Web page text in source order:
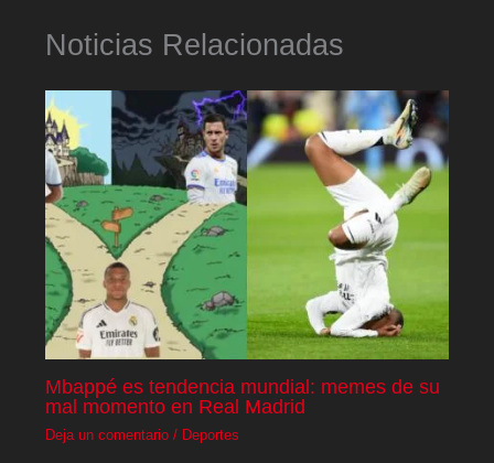
Noticias Relacionadas
Mbappé es tendencia mundial: memes de su
mal momento en Real Madrid
Deja un comentario / Deportes